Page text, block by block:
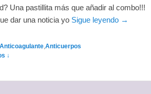
Una pastillita más que añadir al combo!!!
dar una noticia yo Sigue leyendo →
Anticoagulante,Anticuerpos
↓